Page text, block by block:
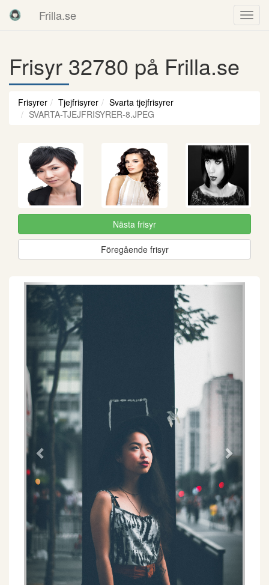
Frilla.se
Frisyr 32780 på Frilla.se
Frisyrer Tjejfrisyrer
Svarta tjejfrisyrer
SVARTA-TJEJFRISYRER-8.JPEG
Nästa frisyr
Föregående frisyr
Föregående